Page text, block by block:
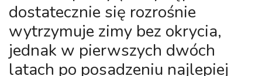
dostatecznie się rozrośnie
wytrzymuje zimy bez okrycia,
jednak w pierwszych dwóch
latach po posadzeniu najlepiej